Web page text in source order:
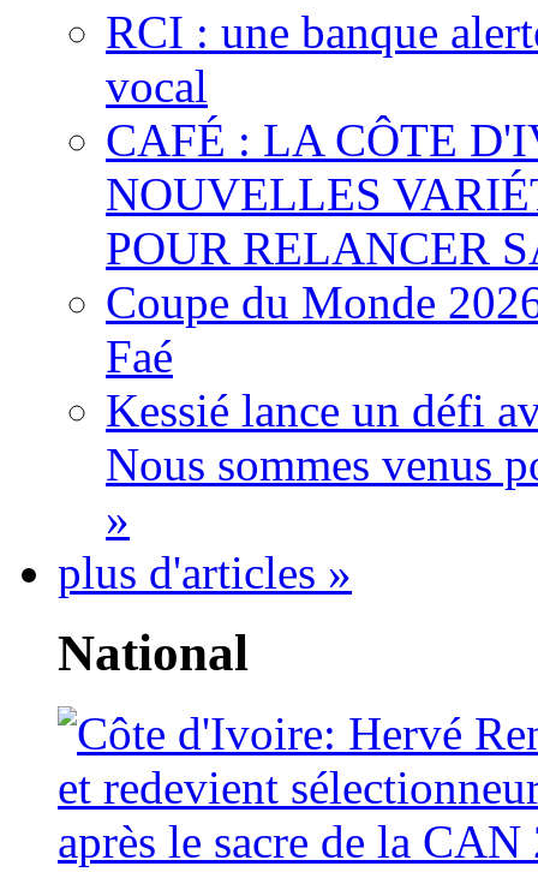
RCI : une banque
vocal
CAFÉ : LA CÔTE
NOUVELLES
POUR RELANCER
Coupe du Monde
Faé
Kessié lance un défi
Nous sommes venus
»
plus d'articles »
National